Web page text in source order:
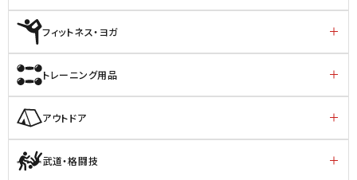
フィットネス・ヨガ
トレーニング用品
アウトドア
武道・格闘技